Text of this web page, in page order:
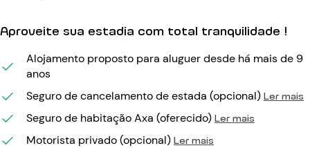
Aproveite sua estadia com total tranquilidade !
Alojamento proposto para aluguer desde há mais de 9
anos
Seguro de cancelamento de estada (opcional) Ler mais
Seguro de habitação Axa (oferecido) Ler mais
Motorista privado (opcional) Ler mais